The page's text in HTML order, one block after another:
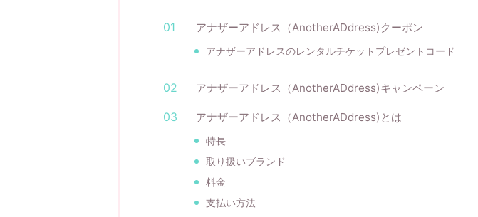
アナザーアドレス（AnotherADdress)クーポン
アナザーアドレスのレンタルチケットプレゼントコード
アナザーアドレス（AnotherADdress)キャンペーン
アナザーアドレス（AnotherADdress)とは
特長
取り扱いブランド
料金
支払い方法